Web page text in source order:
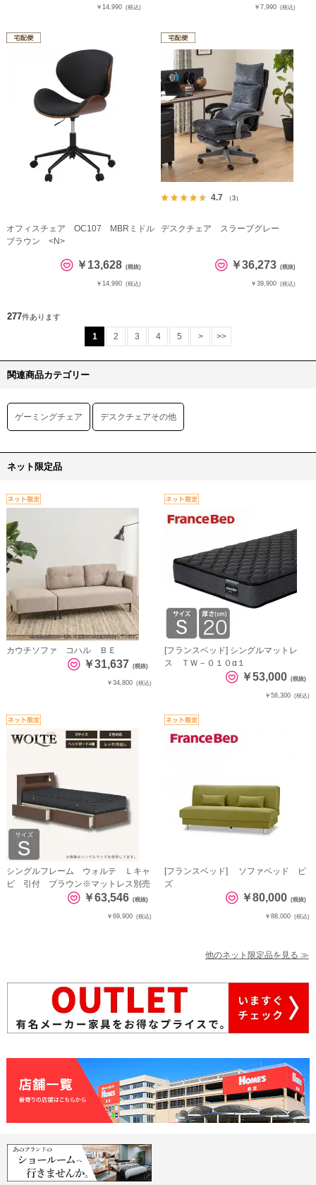
￥14,990 (税込) ￥7,990 (税込)
オフィスチェア OC107 MBRミドル
ブラウン <N>
￥13,628 (税抜)
￥14,990 (税込)
4.7 （3）
デスクチェア スラーブグレー
￥36,273 (税抜)
￥39,900 (税込)
277件あります
1 2 3 4 5 > >>
関連商品カテゴリー
ゲーミングチェア デスクチェアその他
ネット限定品
カウチソファ コハル ＢＥ
￥31,637 (税抜)
￥34,800 (税込)
[フランスベッド] シングルマットレ
ス ＴＷ－０１０α１
￥53,000 (税抜)
￥58,300 (税込)
シングルフレーム ウォルテ Ｌキャ
ビ 引付 ブラウン※マットレス別売
￥63,546 (税抜)
￥69,900 (税込)
[フランスベッド] ソファベッド ピ
ズ
￥80,000 (税抜)
￥88,000 (税込)
他のネット限定品を見る ≫